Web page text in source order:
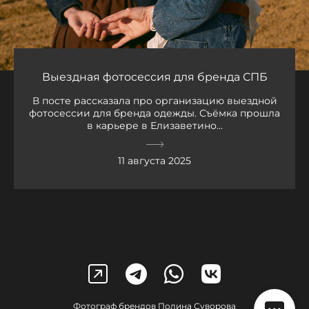
Выездная фотосессия для бренда СПБ
В посте рассказала про организацию выездной
фотосессии для бренда одежды. Съёмка прошла
в карьере в Елизаветино...
11 августа 2025
Фотограф брендов Полина Суворова